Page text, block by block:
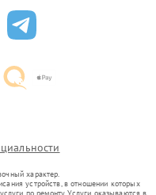
характер.
устройств, в отношении которых